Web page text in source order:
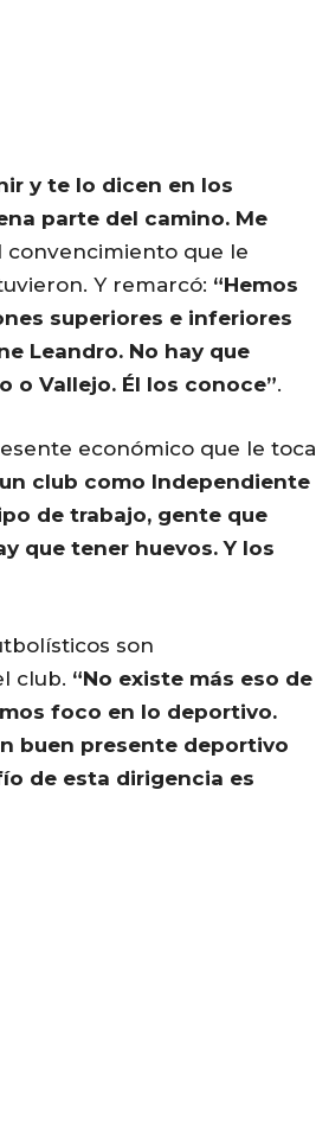
y te lo dicen en los
parte del camino. Me
convencimiento que le
Y remarcó: “Hemos
superiores e inferiores
Leandro. No hay que
o Vallejo. Él los conoce”.
económico que le toca
club como Independiente
de trabajo, gente que
que tener huevos. Y los
son
club. “No existe más eso de
foco en lo deportivo.
buen presente deportivo
de esta dirigencia es